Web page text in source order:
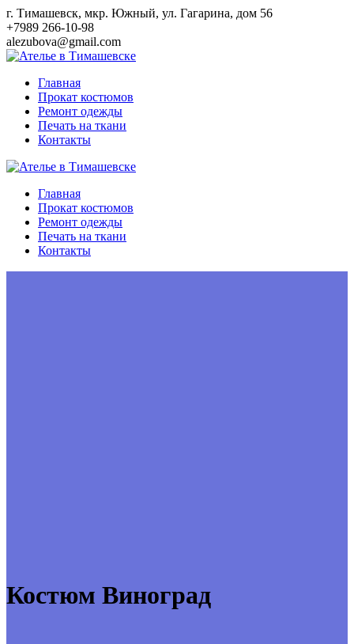
Перейти
к
контенту
г. Тимашевск, мкр. Южный, ул. Гагарина, дом 56
+7989 266-10-98
alezubova@gmail.com
Главная
Прокат костюмов
Ремонт одежды
Печать на ткани
Контакты
Главная
Прокат костюмов
Ремонт одежды
Печать на ткани
Контакты
Костюм Виноград